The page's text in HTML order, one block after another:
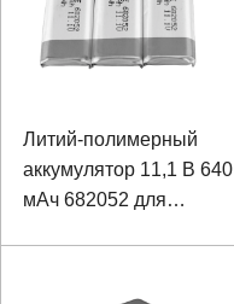
Литий-полимерный
аккумулятор 11,1 В 640
мАч 682052 для